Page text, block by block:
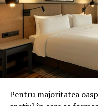
In aceste conditii,
Pentru majoritatea